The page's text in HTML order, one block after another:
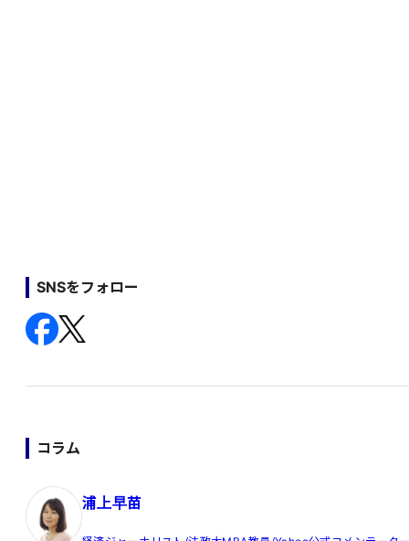
SNSをフォロー
コラム
浦上早苗